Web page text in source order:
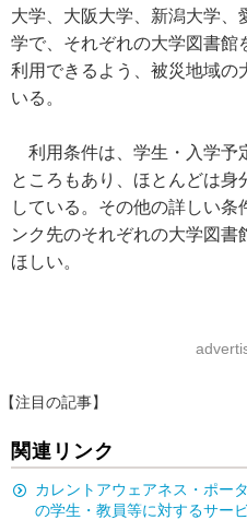
大学、大阪大学、新潟大学、
学で、それぞれの大学図書館
利用できるよう、被災地域の
いる。
利用条件は、学生・入学予
ところもあり、ほとんどは身
している。その他の詳しい条
ンク先のそれぞれの大学図書
ほしい。
【注目の記事】
関連リンク
カレントアウェアネス・ポ
の学生・教員等に対するサー